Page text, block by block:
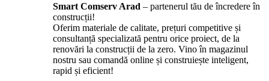
Smart Comserv Arad – partenerul tău de încredere în
construcții!
Oferim materiale de calitate, prețuri competitive și
consultanță specializată pentru orice proiect, de la
renovări la construcții de la zero. Vino în magazinul
nostru sau comandă online și construiește inteligent,
rapid și eficient!